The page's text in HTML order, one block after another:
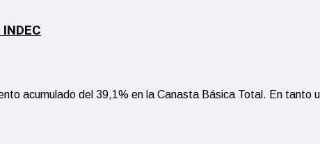
acumulado del 39,1% en la Canasta Básica Total. En